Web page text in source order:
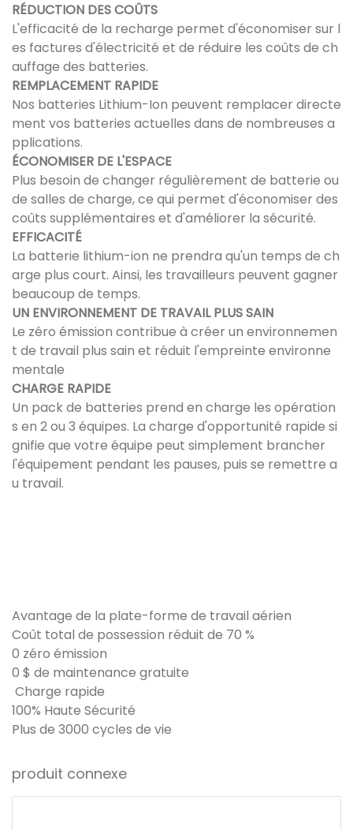
RÉDUCTION DES COÛTS
L'efficacité de la recharge permet d'économiser sur l
es factures d'électricité et de réduire les coûts de ch
auffage des batteries.
REMPLACEMENT RAPIDE
Nos batteries Lithium-Ion peuvent remplacer directe
ment vos batteries actuelles dans de nombreuses a
pplications.
ÉCONOMISER DE L'ESPACE
Plus besoin de changer régulièrement de batterie ou
de salles de charge, ce qui permet d'économiser des
coûts supplémentaires et d'améliorer la sécurité.
EFFICACITÉ
La batterie lithium-ion ne prendra qu'un temps de ch
arge plus court. Ainsi, les travailleurs peuvent gagner
beaucoup de temps.
UN ENVIRONNEMENT DE TRAVAIL PLUS SAIN
Le zéro émission contribue à créer un environnemen
t de travail plus sain et réduit l'empreinte environne
mentale
CHARGE RAPIDE
Un pack de batteries prend en charge les opération
s en 2 ou 3 équipes. La charge d'opportunité rapide si
gnifie que votre équipe peut simplement brancher
l'équipement pendant les pauses, puis se remettre a
u travail.
Avantage de la plate-forme de travail aérien
Coût total de possession réduit de 70 %
0 zéro émission
0 $ de maintenance gratuite
Charge rapide
100% Haute Sécurité
Plus de 3000 cycles de vie
produit connexe